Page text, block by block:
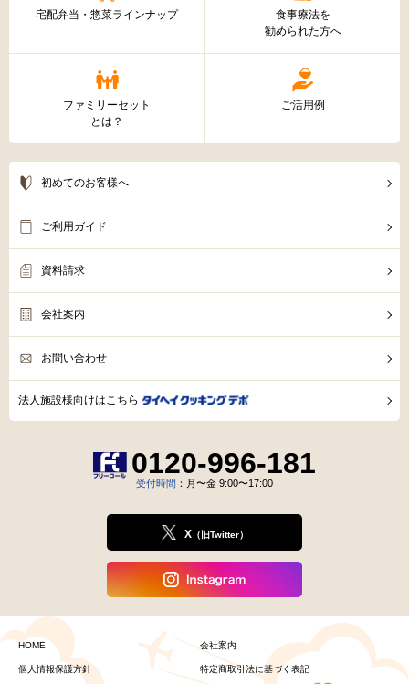
宅配弁当・惣菜ラインナップ
食事療法を
勧められた方へ
ファミリーセット
とは？
ご活用例
初めてのお客様へ
ご利用ガイド
資料請求
会社案内
お問い合わせ
法人施設様向けはこちら
0120-996-181
受付時間 ：月〜金 9:00〜17:00
X （旧Twitter）
HOME 会社案内
個人情報保護方針 特定商取引法に基づく表記